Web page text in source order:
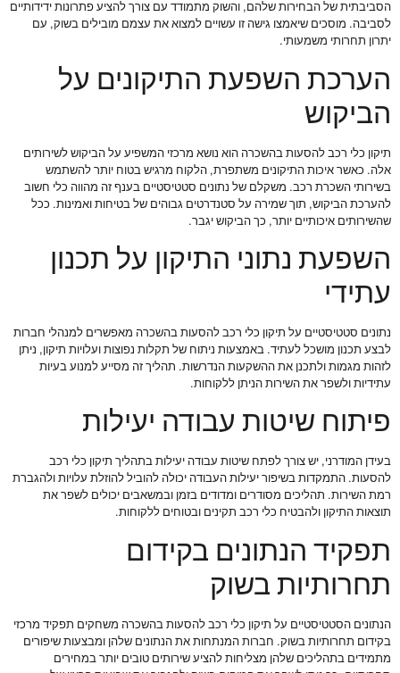
הסביבתית של הבחירות שלהם, והשוק מתמודד עם צורך להציע פתרונות ידידותיים
לסביבה. מוסכים שיאמצו גישה זו עשויים למצוא את עצמם מובילים בשוק, עם
יתרון תחרותי משמעותי.
הערכת השפעת התיקונים על
הביקוש
תיקון כלי רכב להסעות בהשכרה הוא נושא מרכזי המשפיע על הביקוש לשירותים
אלה. כאשר איכות התיקונים משתפרת, הלקוח מרגיש בטוח יותר להשתמש
בשירותי השכרת רכב. משקלם של נתונים סטטיסטיים בענף זה מהווה כלי חשוב
להערכת הביקוש, תוך שמירה על סטנדרטים גבוהים של בטיחות ואמינות. ככל
שהשירותים איכותיים יותר, כך הביקוש יגבר.
השפעת נתוני התיקון על תכנון
עתידי
נתונים סטטיסטיים על תיקון כלי רכב להסעות בהשכרה מאפשרים למנהלי חברות
לבצע תכנון מושכל לעתיד. באמצעות ניתוח של תקלות נפוצות ועלויות תיקון, ניתן
לזהות מגמות ולתכנן את ההשקעות הנדרשות. תהליך זה מסייע למנוע בעיות
עתידיות ולשפר את השירות הניתן ללקוחות.
פיתוח שיטות עבודה יעילות
בעידן המודרני, יש צורך לפתח שיטות עבודה יעילות בתהליך תיקון כלי רכב
להסעות. התמקדות בשיפור יעילות העבודה יכולה להוביל להוזלת עלויות ולהגברת
רמת השירות. תהליכים מסודרים ומדודים בזמן ובמשאבים יכולים לשפר את
תוצאות התיקון ולהבטיח כלי רכב תקינים ובטוחים ללקוחות.
תפקיד הנתונים בקידום
תחרותיות בשוק
הנתונים הסטטיסטיים על תיקון כלי רכב להסעות בהשכרה משחקים תפקיד מרכזי
בקידום תחרותיות בשוק. חברות המנתחות את הנתונים שלהן ומבצעות שיפורים
מתמידים בתהליכים שלהן מצליחות להציע שירותים טובים יותר במחירים